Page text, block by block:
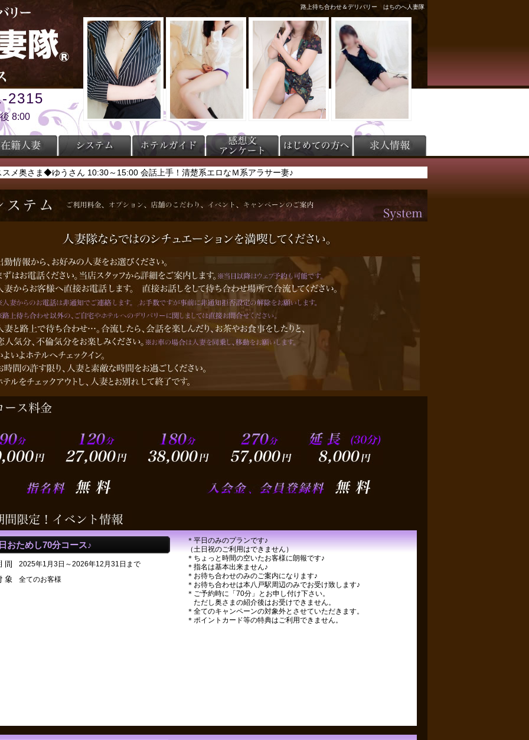
2315
8:00
路上待ち合わせ＆デリバリー はちのへ人妻隊
メ奥さま◆ゆうさん 10:30～15:00 会話上手！清楚系エロなＭ系アラサー妻♪
おためし70分コース♪
2025年1月3日～2026年12月31日まで
全てのお客様
＊平日のみのプランです♪
（土日祝のご利用はできません）
＊ちょっと時間の空いたお客様に朗報です♪
＊指名は基本出来ません♪
＊お待ち合わせのみのご案内になります♪
＊お待ち合わせは本八戸駅周辺のみでお受け致します♪
＊ご予約時に「70分」とお申し付け下さい。
ただし奥さまの紹介後はお受けできません。
＊全てのキャンペーンの対象外とさせていただきます。
＊ポイントカード等の特典はご利用できません。